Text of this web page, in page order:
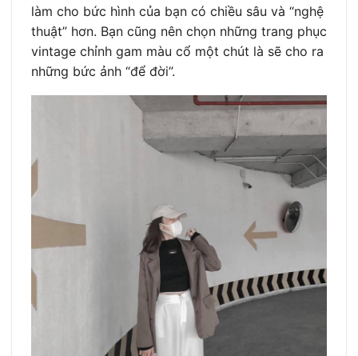
làm cho bức hình của bạn có chiều sâu và “nghệ
thuật” hơn. Bạn cũng nên chọn những trang phục
vintage chỉnh gam màu cổ một chút là sẽ cho ra
những bức ảnh “để đời”.